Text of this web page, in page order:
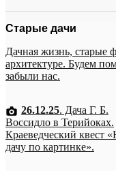
Старые дачи
Дачная жизнь, старые
архитектуре. Будем
забыли нас.
26.12.25. Дача Г. Б.
Воссидло в Терийоках.
Краеведческий квест
дачу по картинке».